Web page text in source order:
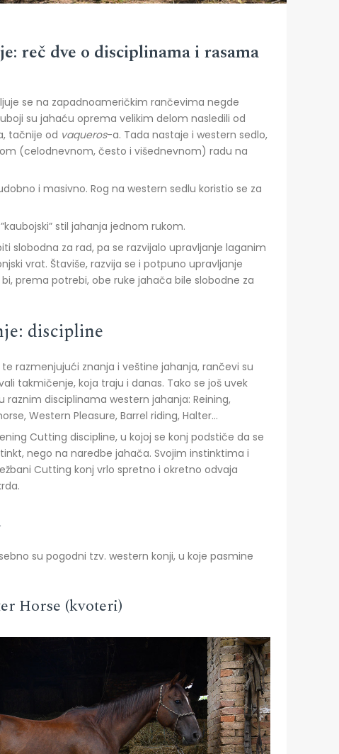
reč dve o disciplinama i rasama
se na zapadnoameričkim rančevima negde
su jahaću oprema velikim delom nasledili od
tačnije od vaqueros-a. Tada nastaje i western sedlo,
(celodnevnom, često i višednevnom) radu na
i masivno. Rog na western sedlu koristio se za
stil jahanja jednom rukom.
slobodna za rad, pa se razvijalo upravljanje laganim
vrat. Štaviše, razvija se i potpuno upravljanje
prema potrebi, obe ruke jahača bile slobodne za
discipline
razmenjujući znanja i veštine jahanja, rančevi su
takmičenje, koja traju i danas. Tako se još uvek
raznim disciplinama western jahanja: Reining,
Western Pleasure, Barrel riding, Halter…
Cutting discipline, u kojoj se konj podstiče da se
nego na naredbe jahača. Svojim instinktima i
Cutting konj vrlo spretno i okretno odvaja
su pogodni tzv. western konji, u koje pasmine
Horse (kvoteri)